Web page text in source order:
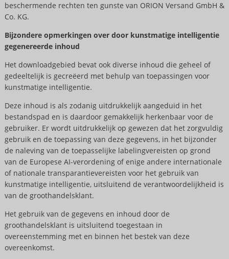
beschermende rechten ten gunste van ORION Versand GmbH &
Co. KG.
Bijzondere opmerkingen over door kunstmatige intelligentie
gegenereerde inhoud
Het downloadgebied bevat ook diverse inhoud die geheel of
gedeeltelijk is gecreëerd met behulp van toepassingen voor
kunstmatige intelligentie.
Deze inhoud is als zodanig uitdrukkelijk aangeduid in het
bestandspad en is daardoor gemakkelijk herkenbaar voor de
gebruiker. Er wordt uitdrukkelijk op gewezen dat het zorgvuldig
gebruik en de toepassing van deze gegevens, in het bijzonder
de naleving van de toepasselijke labelingvereisten op grond
van de Europese AI-verordening of enige andere internationale
of nationale transparantievereisten voor het gebruik van
kunstmatige intelligentie, uitsluitend de verantwoordelijkheid is
van de groothandelsklant.
Het gebruik van de gegevens en inhoud door de
groothandelsklant is uitsluitend toegestaan in
overeenstemming met en binnen het bestek van deze
overeenkomst.